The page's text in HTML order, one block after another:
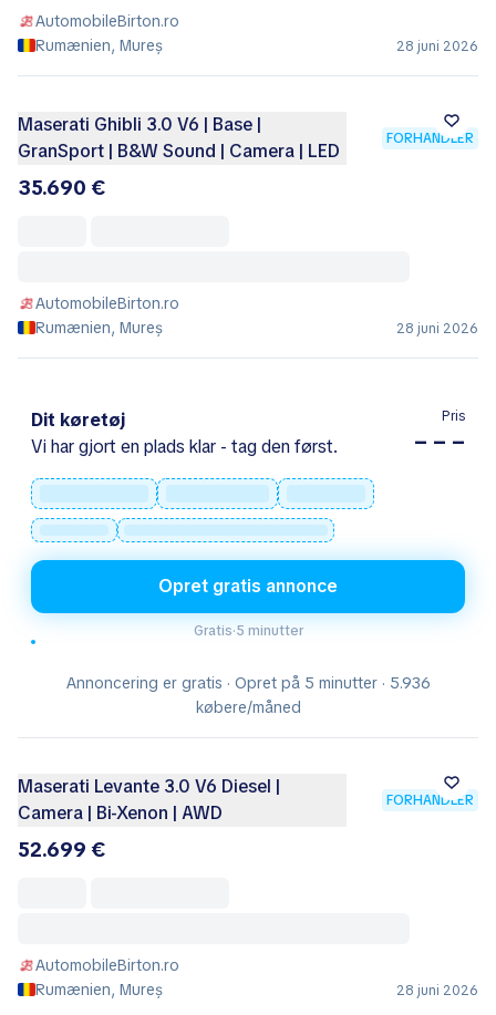
AutomobileBirton.ro
Rumænien, Mureș
28 juni 2026
Maserati Ghibli 3.0 V6 | Base |
GranSport | B&W Sound | Camera | LED
FORHANDLER
35.690 €
AutomobileBirton.ro
Rumænien, Mureș
28 juni 2026
Dit køretøj
Vi har gjort en plads klar - tag den først.
Pris
– – –
Opret gratis annonce
Gratis·5 minutter
Annoncering er gratis · Opret på 5 minutter · 5.936
købere/måned
Maserati Levante 3.0 V6 Diesel |
Camera | Bi-Xenon | AWD
FORHANDLER
52.699 €
AutomobileBirton.ro
Rumænien, Mureș
28 juni 2026